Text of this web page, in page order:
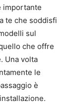
importante
te che soddisfi
sul
che offre
Una volta
le
è